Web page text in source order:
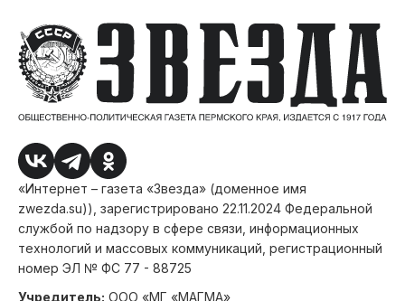
«Интернет – газета «Звезда» (доменное имя
zwezda.su)), зарегистрировано 22.11.2024 Федеральной
службой по надзору в сфере связи, информационных
технологий и массовых коммуникаций, регистрационный
номер ЭЛ № ФС 77 - 88725
Учредитель: ООО «МГ «МАГМА»